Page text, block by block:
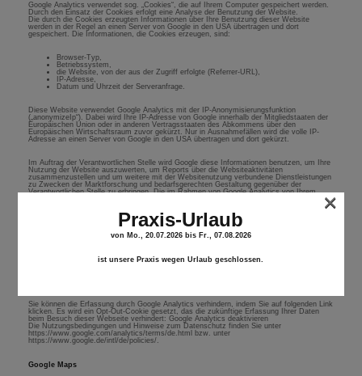
Google Analytics verwendet sog. „Cookies“, die auf Ihrem Computer gespeichert werden.
Durch den Einsatz der Cookies erfolgt eine Analyse der Benutzung der Website.
Die durch die Cookies erzeugten Informationen über Ihre Benutzung dieser Website
werden in der Regel an einen Server von Google in den USA übertragen und dort
gespeichert. Die Informationen, die Cookies erzeugen, sind:
Browser-Typ,
Betriebssystem,
die Website, von der aus der Zugriff erfolgte (Referrer-URL),
IP-Adresse,
Datum und Uhrzeit der Serveranfrage.
Diese Website verwendet Google Analytics mit der IP-Anonymisierungsfunktion
(„anonymizeIp“). Dabei wird Ihre IP-Adresse von Google innerhalb der Mitgliedstaaten der
Europäischen Union oder in anderen Vertragsstaaten des Abkommens über den
Europäischen Wirtschaftsraum zuvor gekürzt. Nur in Ausnahmefällen wird die volle IP-
Adresse an einen Server von Google in den USA übertragen und dort gekürzt.
Im Auftrag der Verantwortlichen Stelle wird Google diese Informationen benutzen, um Ihre
Nutzung der Website auszuwerten, um Reports über die Websiteaktivitäten
zusammenzustellen und um weitere mit der Websitenutzung verbundene Dienstleistungen
zu Zwecken der Marktforschung und bedarfsgerechten Gestaltung gegenüber der
Verantwortlichen Stelle zu erbringen. Die im Rahmen von Google Analytics von Ihrem
Browser-Software verhindern. Wir weisen Sie jedoch darauf hin, dass Sie in diesem Fall
Nutzung der Website bezogenen Daten (inkl. Ihrer IP-Adresse) an Google sowie die
Verarbeitung dieser Daten durch Google verhindern, indem Sie das unter dem folgenden
Sie können die Erfassung durch Google Analytics verhindern, indem Sie auf folgenden Link
klicken. Es wird ein Opt-Out-Cookie gesetzt, das die zukünftige Erfassung Ihrer Daten
beim Besuch dieser Webseite verhindert: Google Analytics deaktivieren
Die Nutzungsbedingungen und Hinweise zum Datenschutz finden Sie unter
https://www.google.com/analytics/terms/de.html bzw. unter
https://www.google.de/intl/de/policies/.
Google Maps
Praxis-Urlaub
von Mo., 20.07.2026bis Fr., 07.08.2026
ist unsere Praxis wegen Urlaub geschlossen.
×